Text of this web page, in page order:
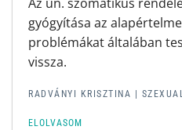
gyógyítása az
problémákat általában
vissza.
RADVÁNYI KRISZTINA
ELOLVASOM